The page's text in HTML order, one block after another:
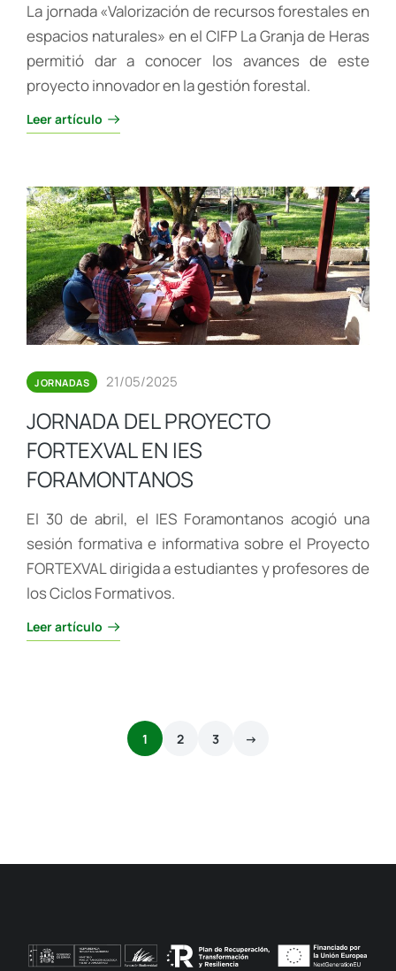
La jornada «Valorización de recursos forestales en
espacios naturales» en el CIFP La Granja de Heras
permitió dar a conocer los avances de este
proyecto innovador en la gestión forestal.
Leer artículo
JORNADAS 21/05/2025
JORNADA DEL PROYECTO
FORTEXVAL EN IES
FORAMONTANOS
El 30 de abril, el IES Foramontanos acogió una
sesión formativa e informativa sobre el Proyecto
FORTEXVAL dirigida a estudiantes y profesores de
los Ciclos Formativos.
Leer artículo
1 2 3 →